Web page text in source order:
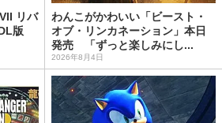
リバ
版
わんこがかわいい「ビースト・
オブ・リンカネーション」本日
発売 「ずっと楽しみにし...
2026年8月4日